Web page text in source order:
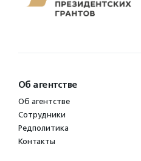
Об агентстве
Об агентстве
Сотрудники
Редполитика
Контакты